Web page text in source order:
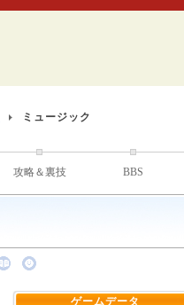
ミュージック
攻略＆裏技 BBS
ゲームデータ